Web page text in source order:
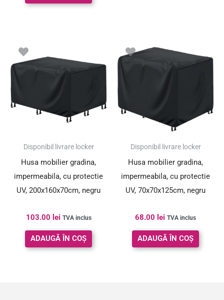
Disponibil livrare locker
Husa mobilier gradina,
impermeabila, cu protectie
UV, 200x160x70cm, negru
103.00 lei TVA inclus
ADAUGĂ ÎN COȘ
Disponibil livrare locker
Husa mobilier gradina,
impermeabila, cu protectie
UV, 70x70x125cm, negru
68.00 lei TVA inclus
ADAUGĂ ÎN COȘ